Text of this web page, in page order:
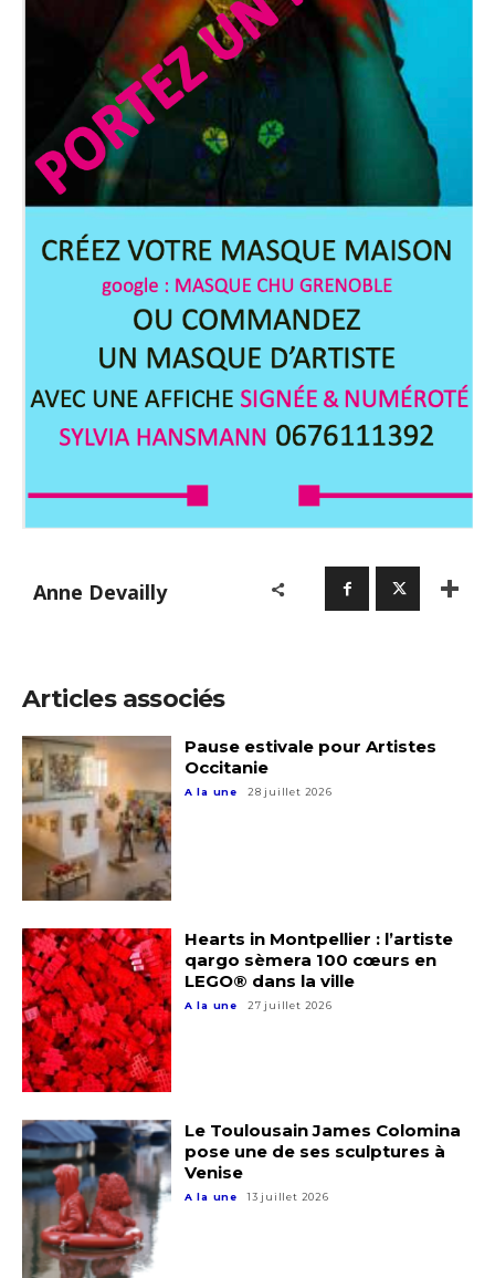
Adresse email*
Nom
Prénom
Statut / Organisation
Adresse email*
Nom
Anne Devailly
Articles associés
Pause estivale pour Artistes
Occitanie
A la une 28 juillet 2026
Hearts in Montpellier : l’artiste
qargo sèmera 100 cœurs en
LEGO® dans la ville
A la une 27 juillet 2026
Le Toulousain James Colomina
pose une de ses sculptures à
Venise
A la une 13 juillet 2026